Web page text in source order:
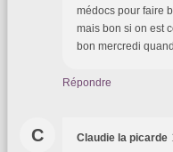
médocs pour faire
mais bon si on est
bon mercredi
Répondre
C Claudie la picarde